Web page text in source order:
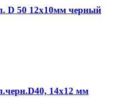
D 50 12х10мм черный
14х12 мм